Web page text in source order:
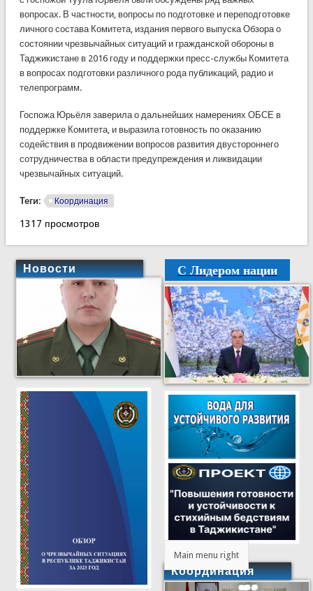
вопросах. В частности, вопросы по подготовке и переподготовке
личного состава Комитета, издания первого выпуска Обзора о
состоянии чрезвычайных ситуаций и гражданской обороны в
Таджикистане в 2016 году и поддержки пресс-службы Комитета
в вопросах подготовки различного рода публикаций, радио и
телепрограмм.
Госпожа Юрьёля заверила о дальнейших намерениях ОБСЕ в
поддержке Комитета, и выразила готовность по оказанию
содействия в продвижении вопросов развития двустороннего
сотрудничества в области предупреждения и ликвидации
чрезвычайных ситуаций.
Теги: Координация
1317 просмотров
Новости С Лидером нации
Main menu right
Координация